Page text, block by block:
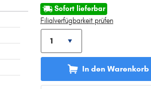
Sofort lieferbar
Filialverfügbarkeit prüfen
In den Warenkorb